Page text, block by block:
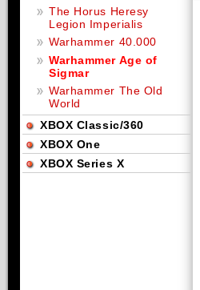
The Horus Heresy
Legion Imperialis
Warhammer 40.000
Warhammer Age of
Sigmar
Warhammer The Old
World
XBOX Classic/360
XBOX One
XBOX Series X